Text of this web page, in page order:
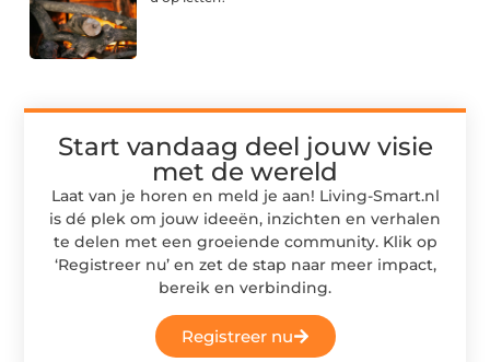
Start vandaag deel jouw visie
met de wereld
Laat van je horen en meld je aan! Living-Smart.nl
is dé plek om jouw ideeën, inzichten en verhalen
te delen met een groeiende community. Klik op
‘Registreer nu’ en zet de stap naar meer impact,
bereik en verbinding.
Registreer nu